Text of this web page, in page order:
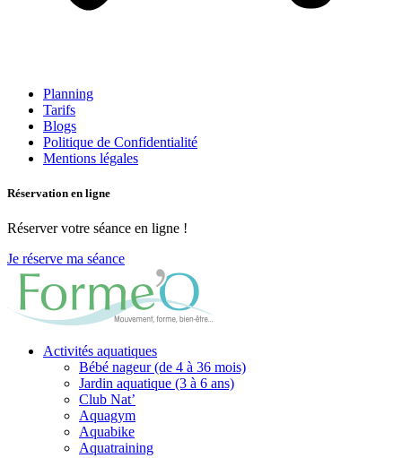
Planning
Tarifs
Blogs
Politique de Confidentialité
Mentions légales
Réservation en ligne
Réserver votre séance en ligne !
Je réserve ma séance
Activités aquatiques
Bébé nageur (de 4 à 36 mois)
Jardin aquatique (3 à 6 ans)
Club Nat’
Aquagym
Aquabike
Aquatraining